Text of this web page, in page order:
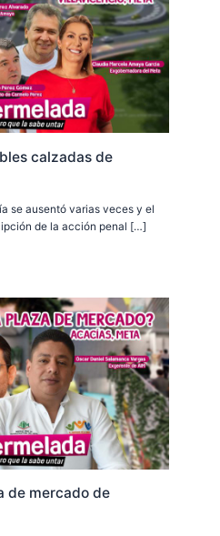
calzadas de
se ausentó varias veces y el
de la acción penal […]
de mercado de